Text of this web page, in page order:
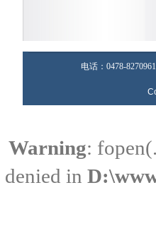
电话：0478-
Warning:
denied in